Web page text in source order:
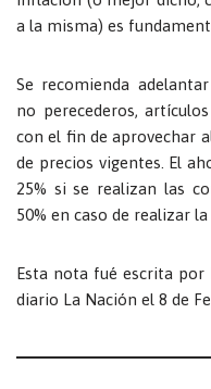
a la misma) es
Se recomienda
no perecederos,
con el fin de aprovechar
de precios vigentes. El
25% si se realizan las
50% en caso de realizar
Esta nota fué escrita
diario La Nación el 8 de